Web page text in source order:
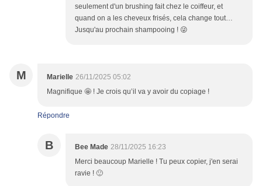
seulement d'un brushing fait chez le coiffeur, et
quand on a les cheveux frisés, cela change tout…
Jusqu'au prochain shampooing ! 😜
M Marielle 26/11/2025 05:02
Magnifique 🤩 ! Je crois qu’il va y avoir du copiage !
Répondre
B Bee Made 28/11/2025 16:23
Merci beaucoup Marielle ! Tu peux copier, j'en serai
ravie ! 🙂